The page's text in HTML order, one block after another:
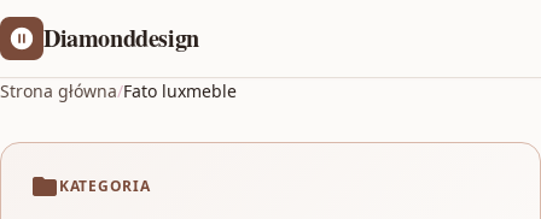
Diamonddesign
Strona główna/Fato luxmeble
KATEGORIA